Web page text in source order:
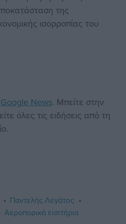
της
ισορροπίας του
Google News. Μπείτε στην
όλες τις ειδήσεις από τη
Παντελής Λεγάτος
Αεροπορικά εισιτήρια